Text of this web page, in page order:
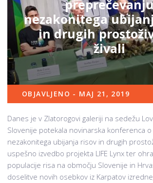
nezakonitega
in drugih
živali
OBJAVLJENO - MAJ 21, 2019
Danes je v Zlatorogovi galeriji na sedežu
Slovenije potekala novinarska konferenca
nezakonitega ubijanja risov in drugih
uspešno izvedbo projekta LIFE Lynx ter
populacije risa na območju Slovenije in
doselitve novih osebkov iz Karpatov